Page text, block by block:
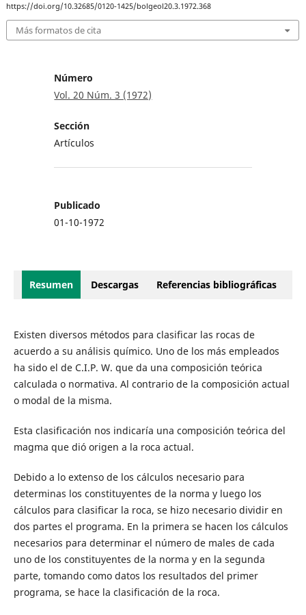
https://doi.org/10.32685/0120-1425/bolgeol20.3.1972.368
Más formatos de cita
Número
Vol. 20 Núm. 3 (1972)
Sección
Artículos
Publicado
01-10-1972
Resumen Descargas Referencias bibliográficas
Existen diversos métodos para clasificar las rocas de
acuerdo a su análisis químico. Uno de los más empleados
ha sido el de C.I.P. W. que da una composición teórica
calculada o normativa. Al contrario de la composición actual
o modal de la misma.
Esta clasificación nos indicaría una composición teórica del
magma que dió origen a la roca actual.
Debido a lo extenso de los cálculos necesario para
determinas los constituyentes de la norma y luego los
cálculos para clasificar la roca, se hizo necesario dividir en
dos partes el programa. En la primera se hacen los cálculos
necesarios para determinar el número de males de cada
uno de los constituyentes de la norma y en la segunda
parte, tomando como datos los resultados del primer
programa, se hace la clasificación de la roca.